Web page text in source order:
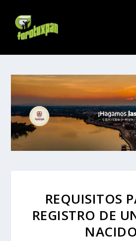
REQUISITOS
REGISTRO DE
NACIDO